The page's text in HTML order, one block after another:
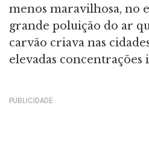
menos maravilhosa, no
grande poluição do ar
carvão criava nas
elevadas concentrações
PUBLICIDADE